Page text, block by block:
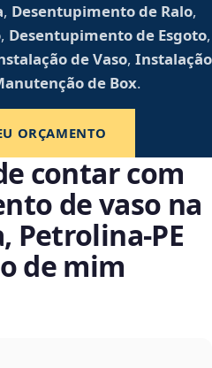
, Desentupimento de Ralo,
, Desentupimento de Esgoto,
de Vaso, Instalação
de Box.
ORÇAMENTO
contar com
de vaso na
Petrolina‑PE
de mim